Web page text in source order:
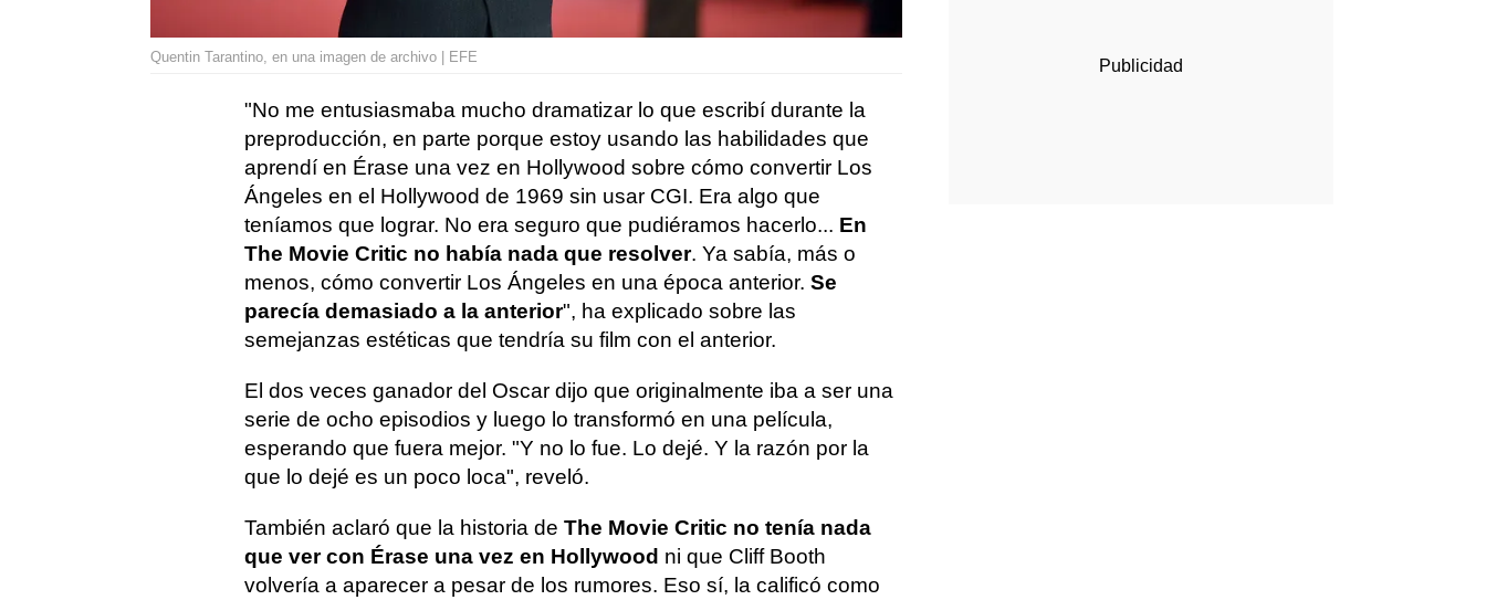
Quentin Tarantino, en una imagen de archivo | EFE
"No me entusiasmaba mucho dramatizar lo que escribí durante la
preproducción, en parte porque estoy usando las habilidades que
aprendí en Érase una vez en Hollywood sobre cómo convertir Los
Ángeles en el Hollywood de 1969 sin usar CGI. Era algo que
teníamos que lograr. No era seguro que pudiéramos hacerlo... En
The Movie Critic no había nada que resolver. Ya sabía, más o
menos, cómo convertir Los Ángeles en una época anterior. Se
parecía demasiado a la anterior", ha explicado sobre las
semejanzas estéticas que tendría su film con el anterior.
El dos veces ganador del Oscar dijo que originalmente iba a ser una
serie de ocho episodios y luego lo transformó en una película,
esperando que fuera mejor. "Y no lo fue. Lo dejé. Y la razón por la
que lo dejé es un poco loca", reveló.
También aclaró que la historia de The Movie Critic no tenía nada
que ver con Érase una vez en Hollywood ni que Cliff Booth
volvería a aparecer a pesar de los rumores. Eso sí, la calificó como